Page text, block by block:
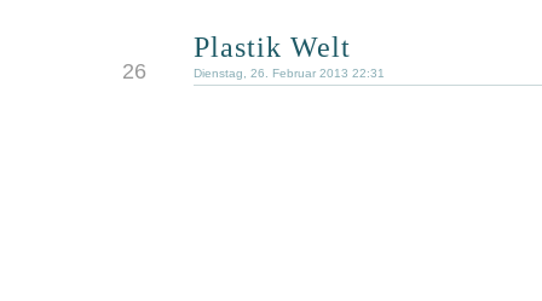
26
Plastik Welt
Dienstag, 26. Februar 2013 22:31